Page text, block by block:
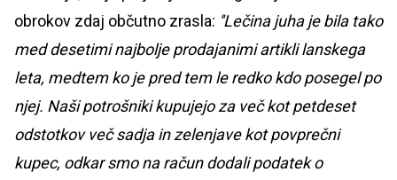
obrokov zdaj občutno zrasla: ''Lečina juha je bila tako
med desetimi najbolje prodajanimi artikli lanskega
leta, medtem ko je pred tem le redko kdo posegel po
njej. Naši potrošniki kupujejo za več kot petdeset
odstotkov več sadja in zelenjave kot povprečni
kupec, odkar smo na račun dodali podatek o